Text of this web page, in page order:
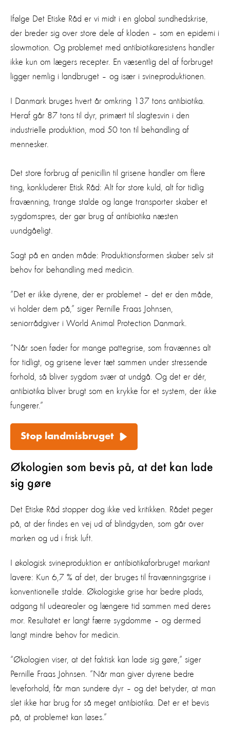
Ifølge Det Etiske Råd er vi midt i en global sundhedskrise,
der breder sig over store dele af kloden – som en epidemi i
slowmotion. Og problemet med antibiotikaresistens handler
ikke kun om lægers recepter. En væsentlig del af forbruget
ligger nemlig i landbruget – og især i svineproduktionen.
I Danmark bruges hvert år omkring 137 tons antibiotika.
Heraf går 87 tons til dyr, primært til slagtesvin i den
industrielle produktion, mod 50 ton til behandling af
mennesker.
Det store forbrug af penicillin til grisene handler om flere
ting, konkluderer Etisk Råd: Alt for store kuld, alt for tidlig
fravænning, trange stalde og lange transporter skaber et
sygdomspres, der gør brug af antibiotika næsten
uundgåeligt.
Sagt på en anden måde: Produktionsformen skaber selv sit
behov for behandling med medicin.
“Det er ikke dyrene, der er problemet – det er den måde,
vi holder dem på,” siger Pernille Fraas Johnsen,
seniorrådgiver i World Animal Protection Danmark.
“Når soen føder for mange pattegrise, som fravænnes alt
for tidligt, og grisene lever tæt sammen under stressende
forhold, så bliver sygdom svær at undgå. Og det er dér,
antibiotika bliver brugt som en krykke for et system, der ikke
fungerer.”
Stop landmisbruget
Økologien som bevis på, at det kan lade
sig gøre
Det Etiske Råd stopper dog ikke ved kritikken. Rådet peger
på, at der findes en vej ud af blindgyden, som går over
marken og ud i frisk luft.
I økologisk svineproduktion er antibiotikaforbruget markant
lavere: Kun 6,7 % af det, der bruges til fravænningsgrise i
konventionelle stalde. Økologiske grise har bedre plads,
adgang til udearealer og længere tid sammen med deres
mor. Resultatet er langt færre sygdomme – og dermed
langt mindre behov for medicin.
“Økologien viser, at det faktisk kan lade sig gøre,” siger
Pernille Fraas Johnsen. “Når man giver dyrene bedre
leveforhold, får man sundere dyr – og det betyder, at man
slet ikke har brug for så meget antibiotika. Det er et bevis
på, at problemet kan løses.”